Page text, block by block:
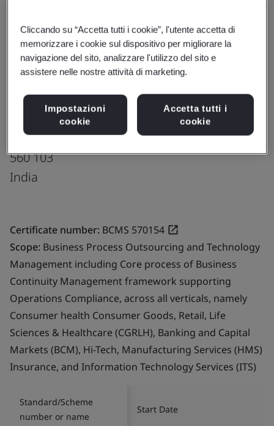
Genpact India Private Limited
Tower 5A, 1st Floor, Pritech Park SEZ,
Bellandure Village, Outer Ring Road,
Bangalore
560 103
India
Certificate number: BCMS 570154
Scope: Business Process Outsourcing and Technology
Management including Core process of Business
Continuity Management framework supporting
Operations Compliance, across all verticals, namely
Consumer health Consumer Goods, Retail, Life
Sciences & Healthcare (CGRLH), Banking and Capital
Markets (BCM), Hi-Tech, Manufacturing Services (HMS)
Insurance, and Information Technology Services (ITS)
Standard/Scheme
number or name
Start Date
Cliccando su “Accetta tutti i cookie”, l'utente accetta di
memorizzare i cookie sul dispositivo per migliorare la
navigazione del sito, analizzare l'utilizzo del sito e
assistere nelle nostre attività di marketing.
Impostazioni
cookie
Accetta tutti i
cookie